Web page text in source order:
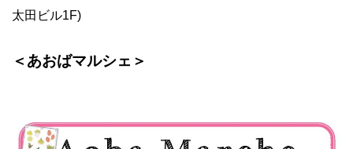
太田ビル1F)
＜あおばマルシェ＞